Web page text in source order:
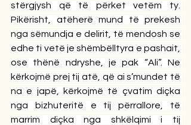
stërgjysh që të përket vetëm ty.
Pikërisht, atëherë mund të prekesh
nga sëmundja e delirit, të mendosh se
edhe ti vetë je shëmbëlltyra e pashait,
ose thënë ndryshe, je pak “Ali”. Ne
kërkojmë prej tij atë, që ai s’mundet të
na e japë, kërkojmë të çvatim diçka
nga bizhuteritë e tij përrallore, të
marrim diçka nga shkëlqimi i tij